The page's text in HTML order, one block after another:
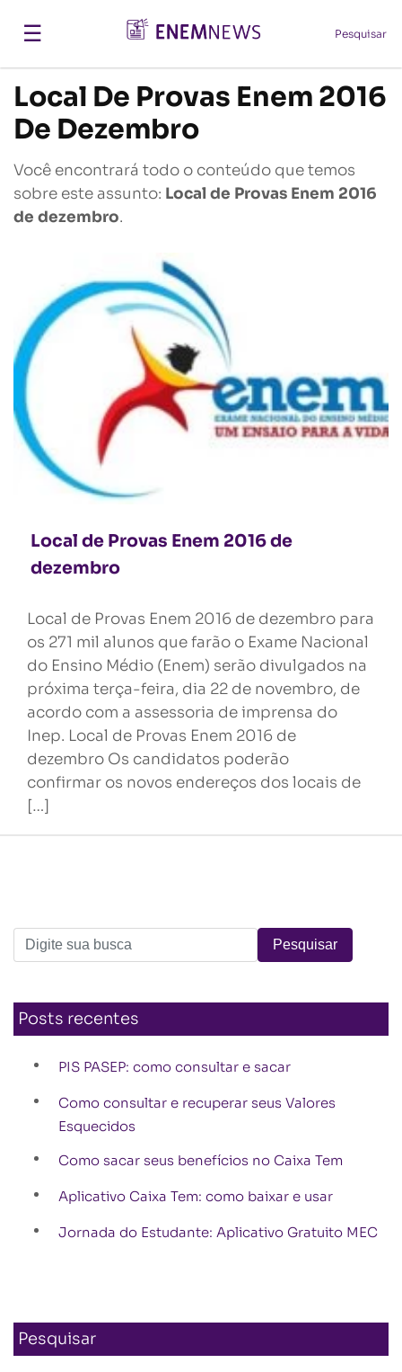
☰ Pesquisar
Local De Provas Enem 2016
De Dezembro
Você encontrará todo o conteúdo que temos
sobre este assunto: Local de Provas Enem 2016
de dezembro.
Local de Provas Enem 2016 de
dezembro
Local de Provas Enem 2016 de dezembro para
os 271 mil alunos que farão o Exame Nacional
do Ensino Médio (Enem) serão divulgados na
próxima terça-feira, dia 22 de novembro, de
acordo com a assessoria de imprensa do
Inep. Local de Provas Enem 2016 de
dezembro Os candidatos poderão
confirmar os novos endereços dos locais de
[…]
Posts recentes
PIS PASEP: como consultar e sacar
Como consultar e recuperar seus Valores
Esquecidos
Como sacar seus benefícios no Caixa Tem
Aplicativo Caixa Tem: como baixar e usar
Jornada do Estudante: Aplicativo Gratuito MEC
Pesquisar